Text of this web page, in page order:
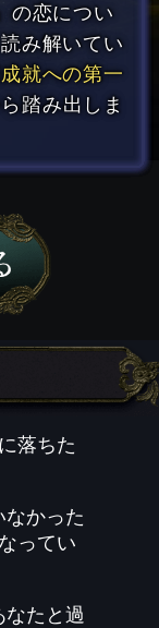
の恋につい
み解いてい
就への第一
踏み出しま
落ちた
なかった
ってい
なたと過